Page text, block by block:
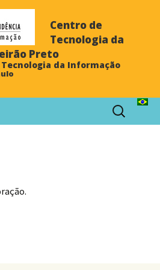
Centro de
Tecnologia da
Preto
da Informação